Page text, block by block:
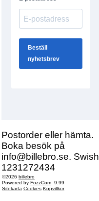
Postorder eller hämta.
Boka besök på
info@billebro.se. Swish
1231272434
©2026 billebro
Powered by FozzCom 9.99
Sitekarta Cookies Köpvillkor